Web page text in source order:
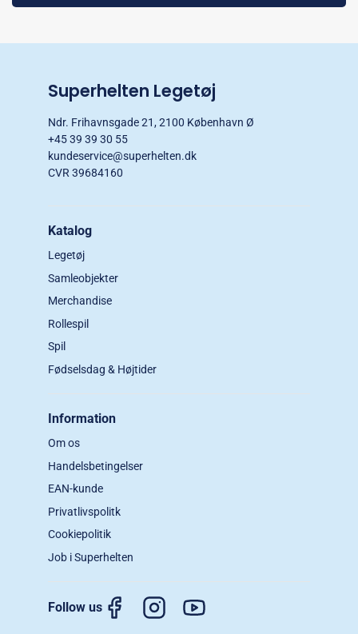
Superhelten Legetøj
Ndr. Frihavnsgade 21, 2100 København Ø
+45 39 39 30 55
kundeservice@superhelten.dk
CVR 39684160
Katalog
Legetøj
Samleobjekter
Merchandise
Rollespil
Spil
Fødselsdag & Højtider
Information
Om os
Handelsbetingelser
EAN-kunde
Privatlivspolitk
Cookiepolitik
Job i Superhelten
Follow us